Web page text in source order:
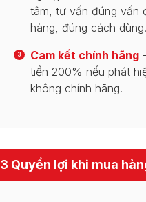
tâm, tư vấn đúng vấn
hàng, đúng cách dùng.
3 Cam kết chính hãng
tiền 200% nếu phát
không chính hãng.
3 Quyền lợi khi mua